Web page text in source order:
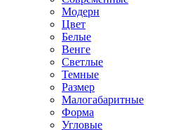
Модерн
Цвет
Белые
Венге
Светлые
Темные
Размер
Малогабаритные
Форма
Угловые